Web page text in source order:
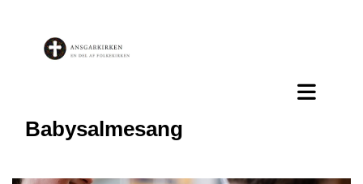
Babysalmesang